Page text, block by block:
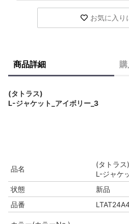
お気に入り
商品詳細
(タトラス)
L-ジャケット_アイボリー_3
品名
(タトラス)
L-ジャケ
状態
新品
品番